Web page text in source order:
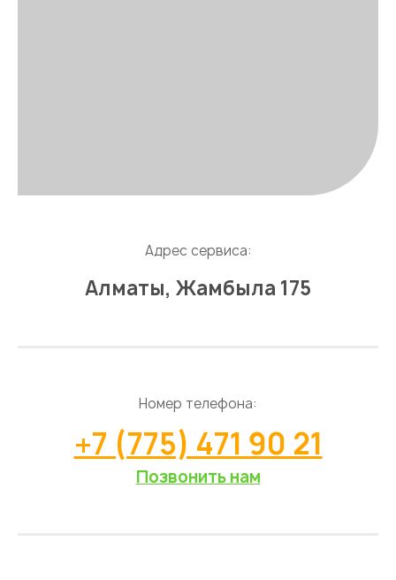
Адрес сервиса:
Алматы, Жамбыла 175
Номер телефона:
+7 (775) 471 90 21
Позвонить нам